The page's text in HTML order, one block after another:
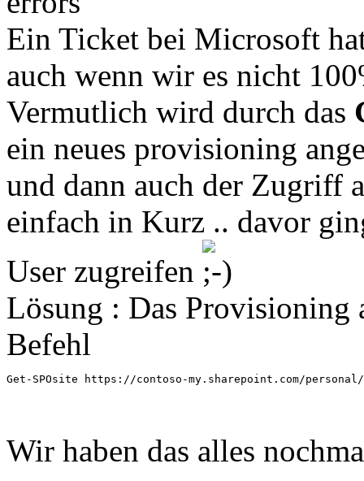
Ein Ticket bei Microsoft
auch wenn wir es nicht
Vermutlich wird durch das
ein neues provisioning
und dann auch der Zugriff
einfach in Kurz .. davor
User zugreifen
Lösung : Das Provisioning
Befehl
Get-SPOsite https://contoso-my.sharepoint.com/
Wir haben das alles